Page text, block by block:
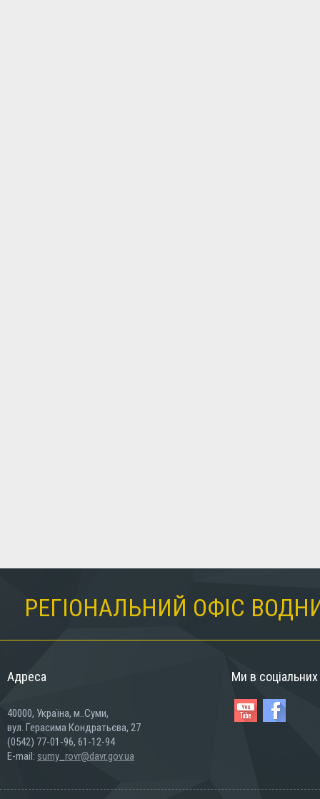
РЕГІОНАЛЬНИЙ ОФІС
Адреса
40000, Україна, м..Суми,
вул. Герасима Кондратьєва, 27
(0542) 77-01-96, 61-12-94
E-mail: sumy_rovr@davr.gov.ua
Ми в